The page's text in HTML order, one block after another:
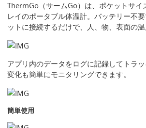
ThermGo（サームGo）は、ポケットサイ
レイのポータブル体温計。バッテリー不
ットに接続するだけで、人、物、表面の温
アプリ内のデータをログに記録してトラ
変化も簡単にモニタリングできます。
簡単使用